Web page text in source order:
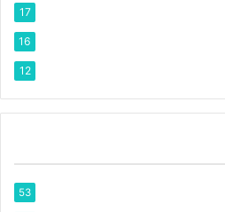
17
16
12
53